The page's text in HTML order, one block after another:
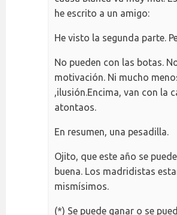
he escrito a un amigo:
He visto la segunda parte.
No pueden con las botas.
motivación. Ni mucho
,ilusión.Encima, van con la
atontaos.
En resumen, una pesadilla.
Ojito, que este año se
buena. Los madridistas
mismísimos.
(*) Se puede ganar o se